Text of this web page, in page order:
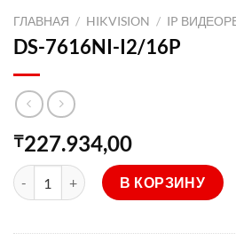
ГЛАВНАЯ / HIKVISION / IP
DS-7616NI-I2/16P
₸227.934,00
Количество товара DS-7616NI-I2/16P
В КОРЗИНУ